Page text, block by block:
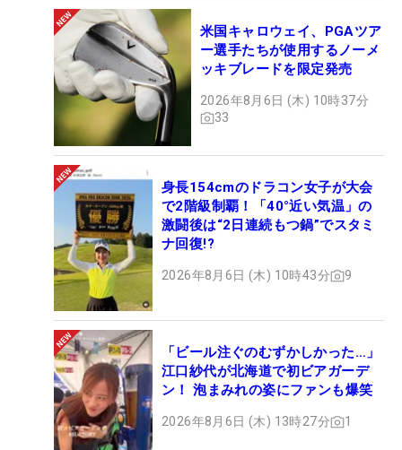
米国キャロウェイ、PGAツア
ー選手たちが使用するノーメ
ッキブレードを限定発売
2026年8月6日 (木) 10時37分
33
身長154cmのドラコン女子が大会
で2階級制覇！「40°近い気温」の
激闘後は“2日連続もつ鍋”でスタミ
ナ回復!?
2026年8月6日 (木) 10時43分 9
「ビール注ぐのむずかしかった…」
江口紗代が北海道で初ビアガーデ
ン！ 泡まみれの姿にファンも爆笑
2026年8月6日 (木) 13時27分 1